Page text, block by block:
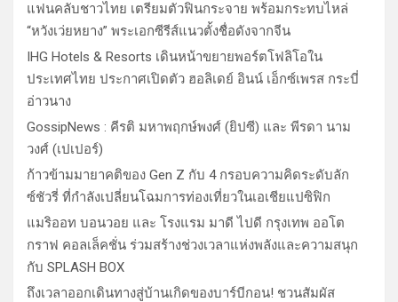
แฟนคลับชาวไทย เตรียมตัวฟินกระจาย พร้อมกระทบไหล่
“หวังเว่ยหยาง” พระเอกซีรีส์แนวตั้งชื่อดังจากจีน
IHG Hotels & Resorts เดินหน้าขยายพอร์ตโฟลิโอใน
ประเทศไทย ประกาศเปิดตัว ฮอลิเดย์ อินน์ เอ็กซ์เพรส กระบี่
อ่าวนาง
GossipNews : คีรติ มหาพฤกษ์พงศ์ (ยิปซี) และ พีรดา นาม
วงศ์ (เปเปอร์)
ก้าวข้ามมายาคติของ Gen Z กับ 4 กรอบความคิดระดับลัก
ซ์ชัวรี่ ที่กำลังเปลี่ยนโฉมการท่องเที่ยวในเอเชียแปซิฟิก
แมริออท บอนวอย และ โรงแรม มาดี ไปดี กรุงเทพ ออโต
กราฟ คอลเล็คชั่น ร่วมสร้างช่วงเวลาแห่งพลังและความสนุก
กับ SPLASH BOX
ถึงเวลาออกเดินทางสู่บ้านเกิดของบาร์บีกอน! ชวนสัมผัส